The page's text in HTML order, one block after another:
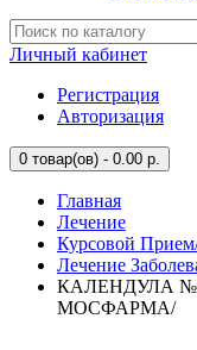
Личный кабинет
Регистрация
Авторизация
0 товар(ов) - 0.00 р.
Главная
Лечение
Курсовой
Лечение
КАЛЕНДУЛА
МОСФАРМА/